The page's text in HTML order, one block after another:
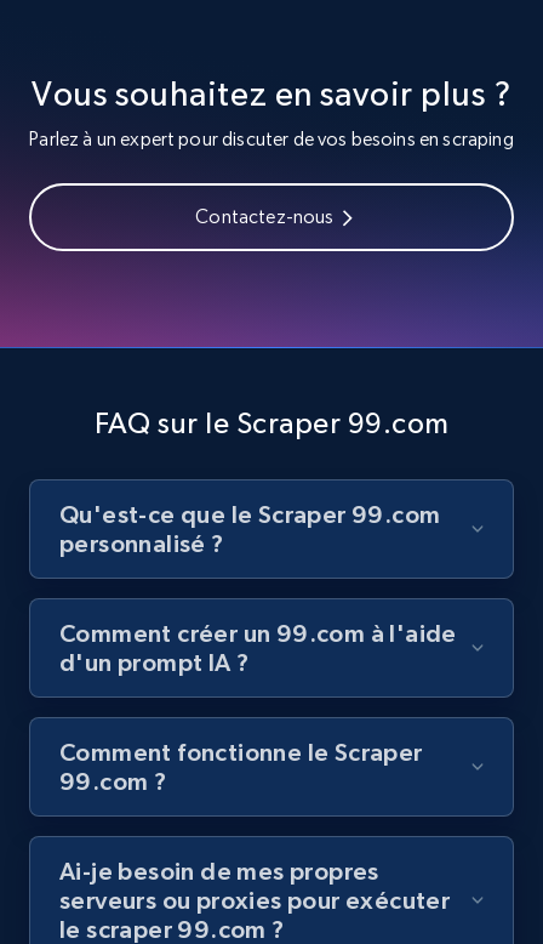
8.1K+ 716+ Essai gratuit
Youtube - Videos posts - Search videos by
Youtube - Videos posts - Collect YouTube
posts by hashtags
URL, Title, Youtuber, Youtuber md5, Video url,
8.1K+
Youtube - Videos posts - Discovery records
URL, Title, Youtuber, Youtuber md5, Video url,
Video length, Likes, Views, and more.
Vous souhaitez en savoir plus ?
Parlez à un expert pour discuter de vos besoins en scraping
Contactez-nous
FAQ sur le Scraper 99.com
Qu'est-ce que le Scraper 99.com
personnalisé ?
Comment créer un 99.com à l'aide
d'un prompt IA ?
Comment fonctionne le Scraper
99.com ?
Ai-je besoin de mes propres
serveurs ou proxies pour exécuter
le scraper 99.com ?